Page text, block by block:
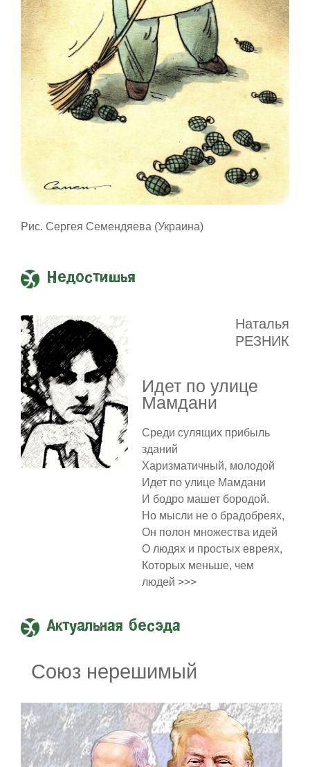
Рис. Сергея Семендяева (Украина)
Недостишья
Наталья
РЕЗНИК
Идет по улице
Мамдани
Среди сулящих прибыль
зданий
Харизматичный, молодой
Идет по улице Мамдани
И бодро машет бородой.
Но мысли не о брадобреях,
Он полон множества идей
О людях и простых евреях,
Которых меньше, чем
людей >>>
Актуальная бесэда
Союз нерешимый